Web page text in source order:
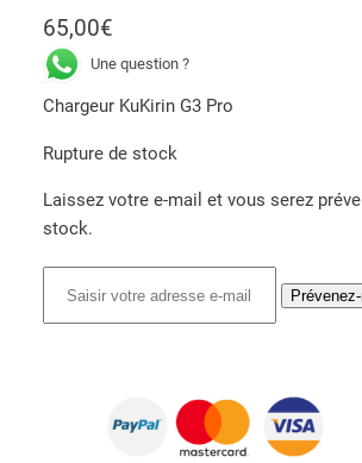
65,00€
Une question ?
Chargeur KuKirin G3 Pro
Rupture de stock
Laissez votre e-mail et vous serez
stock.